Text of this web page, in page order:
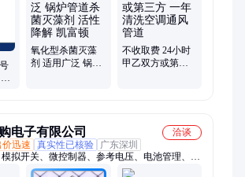
污、清除附着藻类、烟气湿法脱硫、高电导反渗
洗、空调风机盘管、导热油炉清洗、玻璃鳞片胶
硝、锅炉除垢除锈、填料水垢清洗
氧化型杀菌灭藻
剂 适用广泛 锅炉
不收取费 24小时
甲乙双方或第三
电子有限公司
洽谈
价迅速 真实性已核验
广东深圳
拟开关、微控制器、参考电压、电池管理、视
大器、音频放大器、开关稳压器、数字隔离